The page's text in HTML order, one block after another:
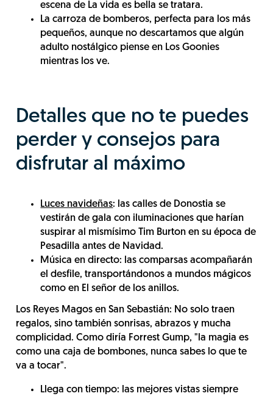
escena de La vida es bella se tratara.
La carroza de bomberos, perfecta para los más
pequeños, aunque no descartamos que algún
adulto nostálgico piense en Los Goonies
mientras los ve.
Detalles que no te puedes
perder y consejos para
disfrutar al máximo
Luces navideñas: las calles de Donostia se
vestirán de gala con iluminaciones que harían
suspirar al mismísimo Tim Burton en su época de
Pesadilla antes de Navidad.
Música en directo: las comparsas acompañarán
el desfile, transportándonos a mundos mágicos
como en El señor de los anillos.
Los Reyes Magos en San Sebastián: No solo traen
regalos, sino también sonrisas, abrazos y mucha
complicidad. Como diría Forrest Gump, "la magia es
como una caja de bombones, nunca sabes lo que te
va a tocar".
Llega con tiempo: las mejores vistas siempre